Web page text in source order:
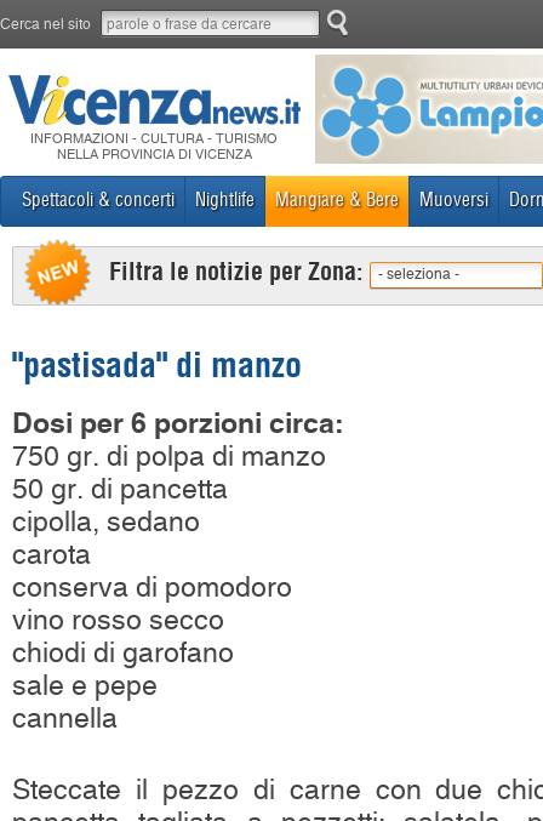
Cerca nel sito
INFORMAZIONI - CULTURA - TURISMO
NELLA PROVINCIA DI VICENZA
Spettacoli & concerti Nightlife Mangiare & Bere Muoversi
Filtra le notizie per Zona: - seleziona -
"pastisada" di manzo
Dosi per 6 porzioni circa:
750 gr. di polpa di manzo
50 gr. di pancetta
cipolla, sedano
carota
conserva di pomodoro
vino rosso secco
chiodi di garofano
sale e pepe
cannella
Steccate il pezzo di carne con due